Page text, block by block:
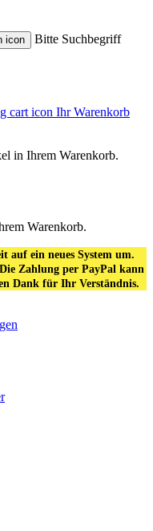
Bitte Suchbegriff
Ihr Warenkorb
in Ihrem Warenkorb.
Warenkorb.
auf ein neues System um.
Zahlung per PayPal kann
Dank für Ihr Verständnis.